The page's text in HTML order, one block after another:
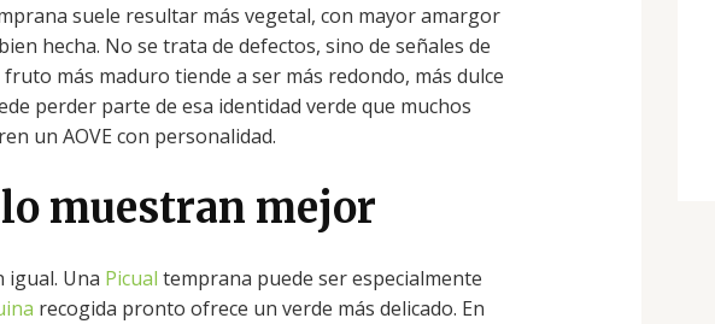
suele resultar más vegetal, con mayor amargor
hecha. No se trata de defectos, sino de señales de
más maduro tiende a ser más redondo, más dulce
perder parte de esa identidad verde que muchos
un AOVE con personalidad.
muestran mejor
igual. Una Picual temprana puede ser especialmente
recogida pronto ofrece un verde más delicado. En